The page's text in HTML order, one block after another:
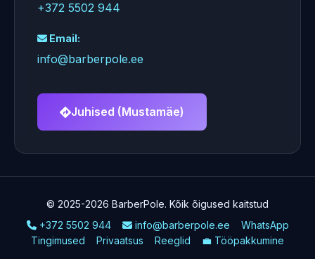
+372 5502 944
Email:
info@barberpole.ee
Juhised (Mustamäe)
© 2025-2026 BarberPole. Kõik õigused kaitstud
+372 5502 944
info@barberpole.ee
WhatsApp
Tingimused
Privaatsus Reeglid 💼 Tööpakkumine